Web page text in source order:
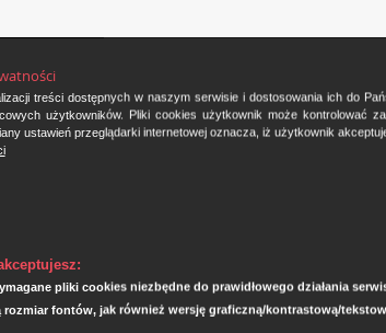
treści dostępnych w naszym serwisie i dostosowania ich do
użytkowników. Pliki cookies użytkownik może kontrolować
ustawień przeglądarki internetowej oznacza, iż użytkownik
pliki cookies niezbędne do prawidłowego działania
rozmiar fontów, jak również wersję graficzną/kontrastową/